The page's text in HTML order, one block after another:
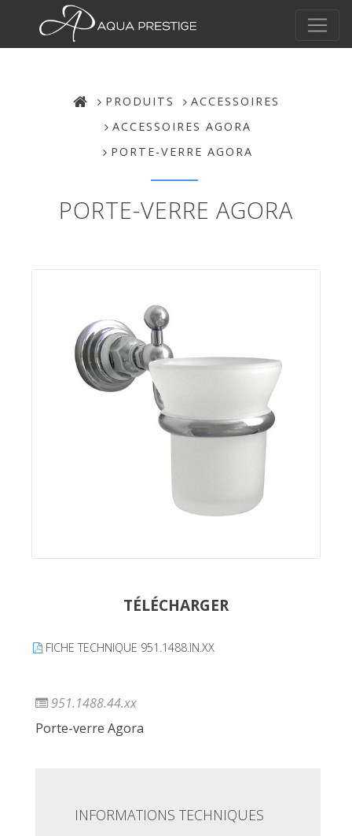
PRODUITS
ACCESSOIRES
ACCESSOIRES AGORA
PORTE-VERRE AGORA
PORTE-VERRE AGORA
TÉLÉCHARGER
FICHE TECHNIQUE 951.1488.IN.XX
951.1488.44.xx
Porte-verre Agora
INFORMATIONS TECHNIQUES